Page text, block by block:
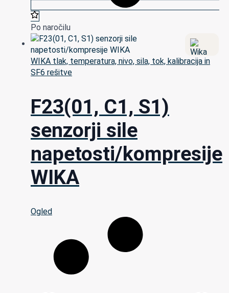
Po naročilu
WIKA tlak, temperatura, nivo, sila, tok, kalibracija in
SF6 rešitve
F23(01, C1, S1)
senzorji sile
napetosti/kompresije
WIKA
Ogled